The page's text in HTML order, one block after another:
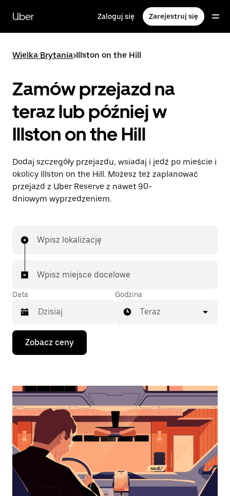
głównej
zawartości
Uber Zaloguj się Zarejestruj się
Wielka Brytania>Illston on the Hill
Zamów przejazd na
teraz lub później w
Illston on the Hill
Dodaj szczegóły przejazdu, wsiadaj i jedź po mieście i
okolicy Illston on the Hill. Możesz też zaplanować
przejazd z Uber Reserve z nawet 90-
dniowym wyprzedzeniem.
Wpisz lokalizację
Wpisz miejsce docelowe
Data
Naciśnij
klawisz
strzałki
do
i wybrać
datę.
Naciśnij
klawisz
„Escape”,
aby
zamknąć
kalendarz.
Godzina
Teraz
Zobacz ceny